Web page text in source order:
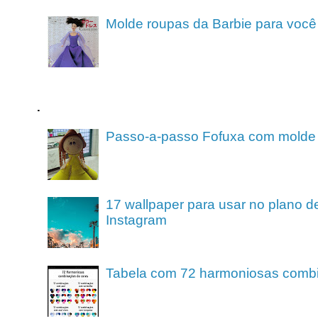
Molde roupas da Barbie para
.
Passo-a-passo Fofuxa com molde
17 wallpaper para usar no plano
Instagram
Tabela com 72 harmoniosas